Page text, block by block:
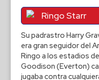
Ringo Starr
Su padrastro Harry
era gran seguidor del
Ringo a los estadios
Goodison (Everton)
jugaba contra